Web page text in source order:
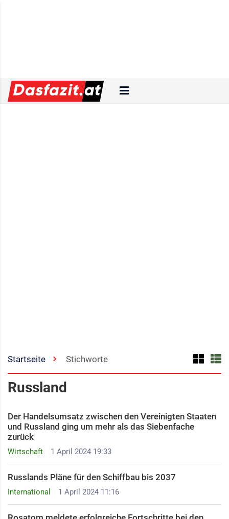
Startseite Stichworte
Russland
Wirtschaft 1 April 2024 19:33
Der Handelsumsatz zwischen den Vereinigten Staaten
und Russland ging um mehr als das Siebenfache
zurück
International 1 April 2024 11:16
Russlands Pläne für den Schiffbau bis 2037